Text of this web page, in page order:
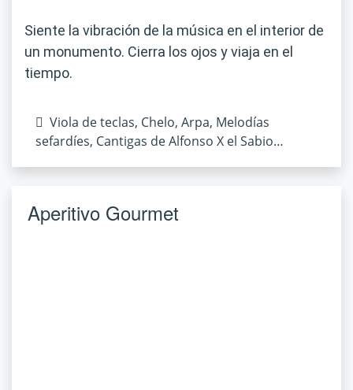
Siente la vibración de la música en el interior de
un monumento. Cierra los ojos y viaja en el
tiempo.
Viola de teclas, Chelo, Arpa, Melodías
sefardíes, Cantigas de Alfonso X el Sabio…
Aperitivo Gourmet